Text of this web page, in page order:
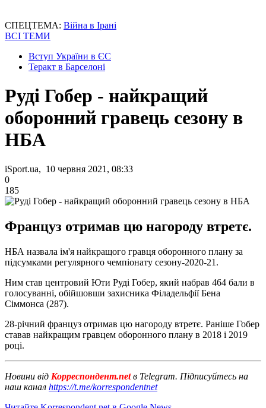
СПЕЦТЕМА: Війна в Ірані
ВСІ ТЕМИ
Вступ України в ЄС
Теракт в Барселоні
Руді Гобер - найкращий
оборонний гравець сезону в
НБА
iSport.ua, 10 червня 2021, 08:33
0
185
Француз отримав цю нагороду втретє.
НБА назвала ім'я найкращого гравця оборонного плану за
підсумками регулярного чемпіонату сезону-2020-21.
Ним став центровий Юти Руді Гобер, який набрав 464 бали в
голосуванні, обійшовши захисника Філадельфії Бена
Сіммонса (287).
28-річний француз отримав цю нагороду втретє. Раніше Гобер
ставав найкращим гравцем оборонного плану в 2018 і 2019
році.
Новини від Корреспондент.netв Telegram. Підписуйтесь на
наш канал https://t.me/korrespondentnet